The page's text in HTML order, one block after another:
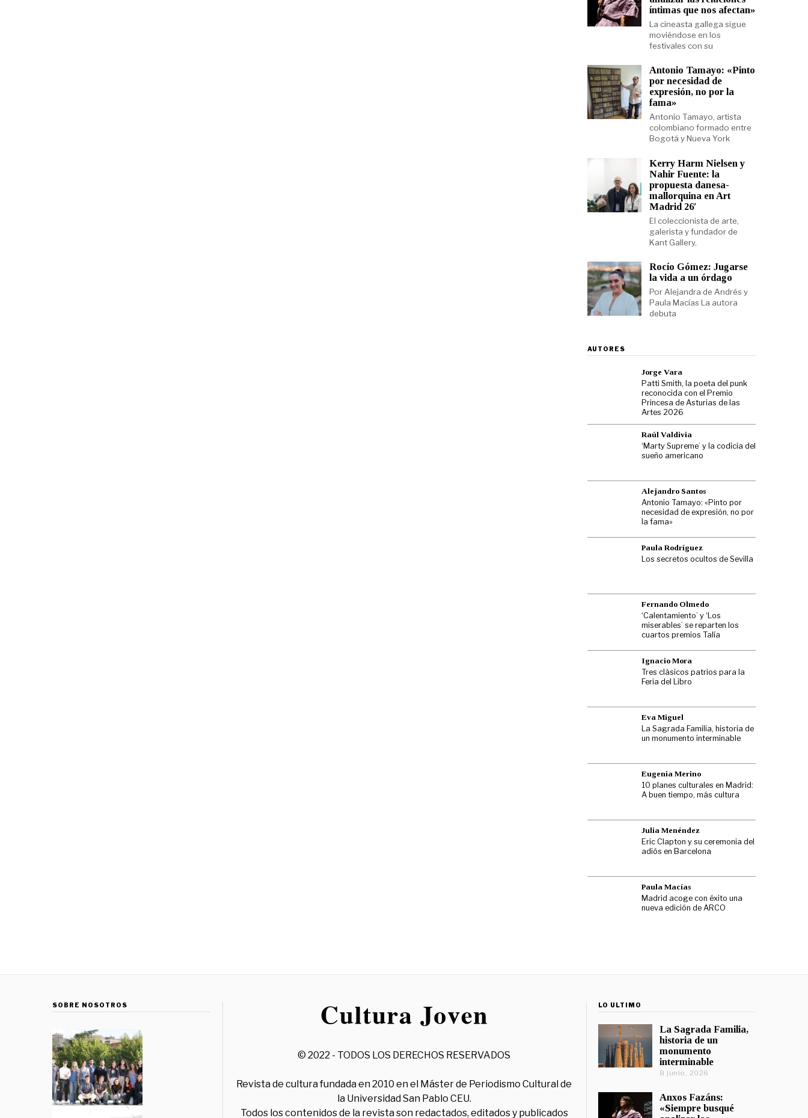
íntimas que nos afectan»
La cineasta gallega sigue
moviéndose en los
festivales con su
Antonio Tamayo: «Pinto
por necesidad de
expresión, no por la
fama»
Antonio Tamayo, artista
colombiano formado entre
Bogotá y Nueva York
Kerry Harm Nielsen y
Nahir Fuente: la
propuesta danesa-
mallorquina en Art
Madrid 26′
El coleccionista de arte,
galerista y fundador de
Kant Gallery,
Rocío Gómez: Jugarse
la vida a un órdago
Por Alejandra de Andrés y
Paula Macías La autora
debuta
AUTORES
Jorge Vara
Patti Smith, la poeta del punk
reconocida con el Premio
Princesa de Asturias de las
Artes 2026
Raúl Valdivia
‘Marty Supreme’ y la codicia del
sueño americano
Alejandro Santos
Antonio Tamayo: «Pinto por
necesidad de expresión, no por
la fama»
Paula Rodríguez
Los secretos ocultos de Sevilla
Fernando Olmedo
‘Calentamiento’ y ‘Los
miserables’ se reparten los
cuartos premios Talía
Ignacio Mora
Tres clásicos patrios para la
Feria del Libro
Eva Miguel
La Sagrada Familia, historia de
un monumento interminable
Eugenia Merino
10 planes culturales en Madrid:
A buen tiempo, más cultura
Julia Menéndez
Eric Clapton y su ceremonia del
adiós en Barcelona
Paula Macías
Madrid acoge con éxito una
nueva edición de ARCO
SOBRE NOSOTROS
© 2022 - TODOS LOS DERECHOS RESERVADOS
Revista de cultura fundada en 2010 en el Máster de Periodismo Cultural de
la Universidad San Pablo CEU.
Todos los contenidos de la revista son redactados, editados y publicados
LO ÚLTIMO
La Sagrada Familia,
historia de un
monumento
interminable
8 junio, 2026
Anxos Fazáns:
«Siempre busqué